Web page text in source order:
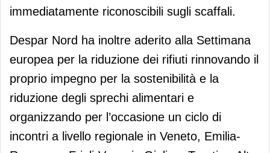
immediatamente riconoscibili sugli scaffali.
Despar Nord ha inoltre aderito alla Settimana
europea per la riduzione dei rifiuti rinnovando il
proprio impegno per la sostenibilità e la
riduzione degli sprechi alimentari e
organizzando per l’occasione un ciclo di
incontri a livello regionale in Veneto, Emilia-